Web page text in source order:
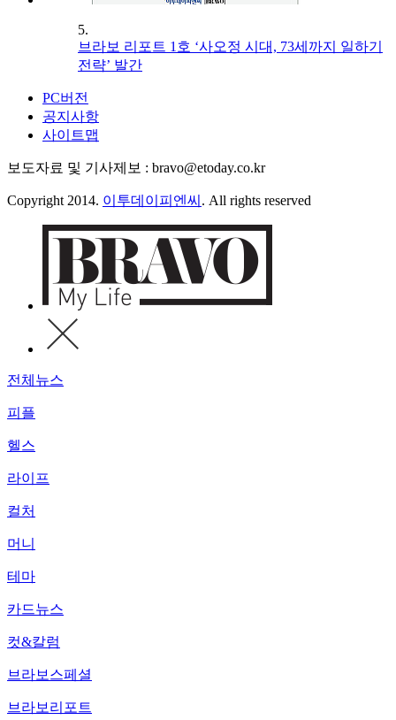
5.
브라보 리포트 1호 ‘사오정 시대, 73세까지 일하기
전략’ 발간
PC버전
공지사항
사이트맵
보도자료 및 기사제보 : bravo@etoday.co.kr
Copyright 2014. 이투데이피엔씨 . All rights reserved
전체뉴스
피플
헬스
라이프
컬처
머니
테마
카드뉴스
컷&칼럼
브라보스페셜
브라보리포트